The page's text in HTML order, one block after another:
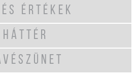
ÉRTÉKEK
HÁTTÉR